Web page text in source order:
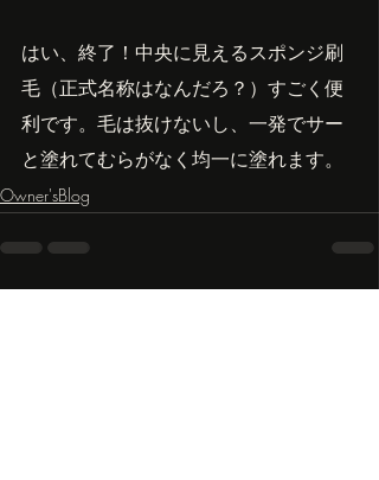
はい、終了！中央に見えるスポンジ刷
毛（正式名称はなんだろ？）すごく便
利です。毛は抜けないし、一発でサー
と塗れてむらがなく均一に塗れます。
Owner'sBlog